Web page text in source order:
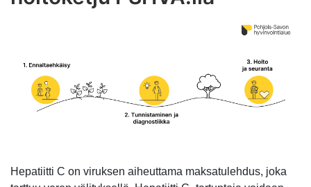
Hepatiitti C on viruksen aiheuttama maksatulehdus, joka